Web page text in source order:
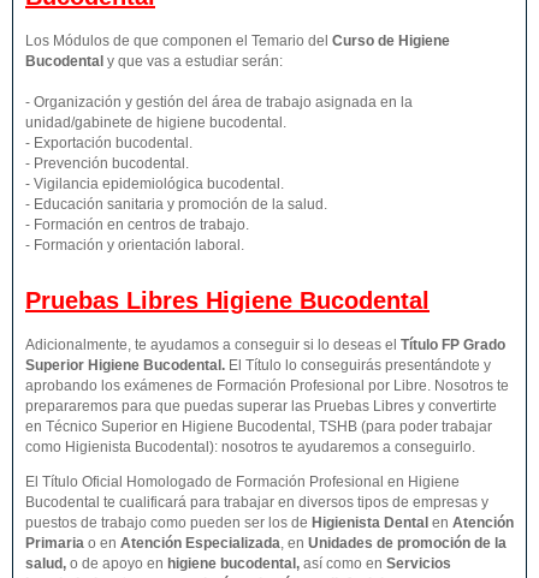
Los Módulos de que componen el Temario del Curso de Higiene
Bucodental y que vas a estudiar serán:
- Organización y gestión del área de trabajo asignada en la
unidad/gabinete de higiene bucodental.
- Exportación bucodental.
- Prevención bucodental.
- Vigilancia epidemiológica bucodental.
- Educación sanitaria y promoción de la salud.
- Formación en centros de trabajo.
- Formación y orientación laboral.
Pruebas Libres Higiene Bucodental
Adicionalmente, te ayudamos a conseguir si lo deseas el Título FP Grado
Superior Higiene Bucodental . El Título lo conseguirás presentándote y
aprobando los exámenes de Formación Profesional por Libre. Nosotros te
prepararemos para que puedas superar las Pruebas Libres y convertirte
en Técnico Superior en Higiene Bucodental, TSHB (para poder trabajar
como Higienista Bucodental): nosotros te ayudaremos a conseguirlo.
El Título Oficial Homologado de Formación Profesional en Higiene
Bucodental te cualificará para trabajar en diversos tipos de empresas y
puestos de trabajo como pueden ser los de Higienista Dental en Atención
Primaria o en Atención Especializada, en Unidades de promoción de la
salud, o de apoyo en higiene bucodental, así como en Servicios